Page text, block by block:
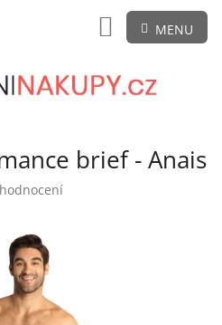
NÁKUPNÍ
KOŠÍK
brief - Anais